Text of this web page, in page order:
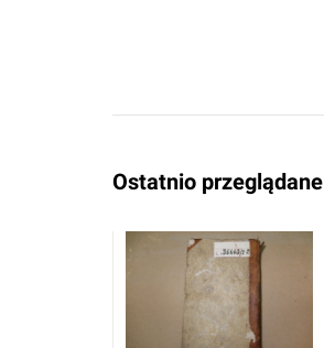
Ostatnio przeglądane